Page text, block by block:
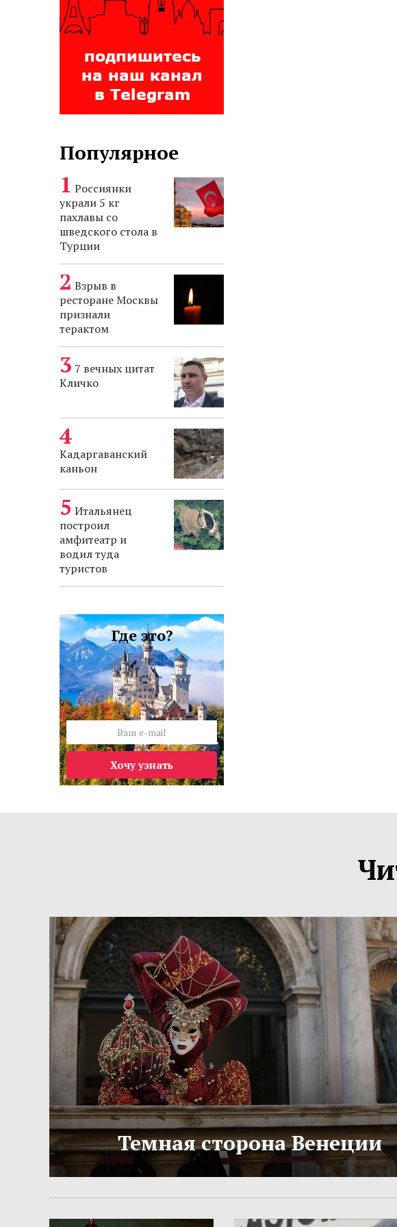
Популярное
Россиянки
украли 5 кг
пахлавы со
шведского стола в
Турции
Взрыв в
ресторане Москвы
признали
терактом
7 вечных цитат
Кличко
Кадаргаванский
каньон
Итальянец
построил
амфитеатр и
водил туда
туристов
Где это?
Хочу узнать
Темная сторона Венеции